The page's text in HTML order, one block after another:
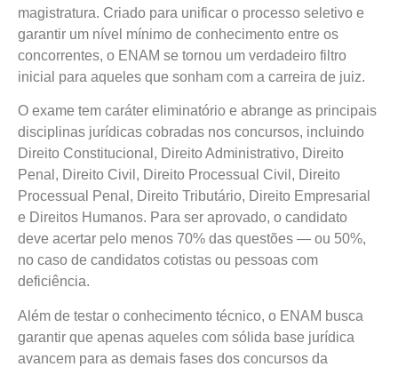
magistratura. Criado para unificar o processo seletivo e
garantir um nível mínimo de conhecimento entre os
concorrentes, o ENAM se tornou um verdadeiro filtro
inicial para aqueles que sonham com a carreira de juiz.
O exame tem caráter eliminatório e abrange as principais
disciplinas jurídicas cobradas nos concursos, incluindo
Direito Constitucional, Direito Administrativo, Direito
Penal, Direito Civil, Direito Processual Civil, Direito
Processual Penal, Direito Tributário, Direito Empresarial
e Direitos Humanos. Para ser aprovado, o candidato
deve acertar pelo menos 70% das questões — ou 50%,
no caso de candidatos cotistas ou pessoas com
deficiência.
Além de testar o conhecimento técnico, o ENAM busca
garantir que apenas aqueles com sólida base jurídica
avancem para as demais fases dos concursos da